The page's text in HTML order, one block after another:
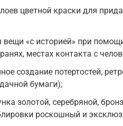
цветной краски для
«с историей» при
местах контакта с
создание потертостей,
бумаги);
золотой, серебряной,
роскошный и